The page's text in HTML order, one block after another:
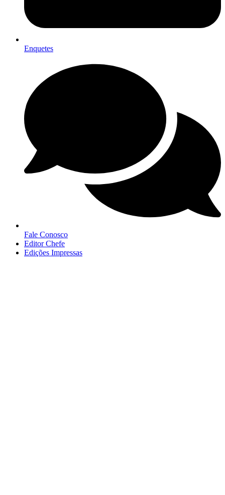
Enquetes
Fale Conosco
Editor Chefe
Edições Impressas